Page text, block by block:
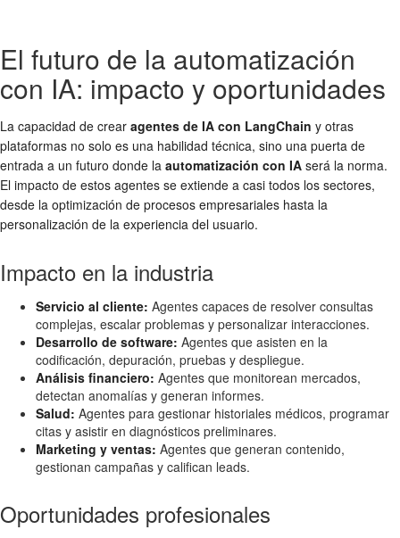
El futuro de la automatización
con IA: impacto y oportunidades
La capacidad de crear agentes de IA con LangChain y otras
plataformas no solo es una habilidad técnica, sino una puerta de
entrada a un futuro donde la automatización con IA será la norma.
El impacto de estos agentes se extiende a casi todos los sectores,
desde la optimización de procesos empresariales hasta la
personalización de la experiencia del usuario.
Impacto en la industria
Servicio al cliente: Agentes capaces de resolver consultas
complejas, escalar problemas y personalizar interacciones.
Desarrollo de software: Agentes que asisten en la
codificación, depuración, pruebas y despliegue.
Análisis financiero: Agentes que monitorean mercados,
detectan anomalías y generan informes.
Salud: Agentes para gestionar historiales médicos, programar
citas y asistir en diagnósticos preliminares.
Marketing y ventas: Agentes que generan contenido,
gestionan campañas y califican leads.
Oportunidades profesionales